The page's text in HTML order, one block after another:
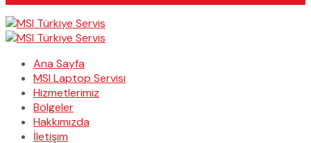
Ana Sayfa
MSI Laptop Servisi
Hizmetlerimiz
Bölgeler
Hakkımızda
İletişim